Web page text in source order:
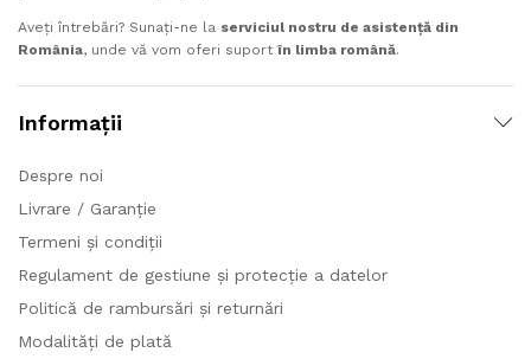
Aveți întrebări? Sunați-ne la serviciul nostru de asistență din
România, unde vă vom oferi suport în limba română.
Informaţii
Despre noi
Livrare / Garanție
Termeni și condiții
Regulament de gestiune și protecție a datelor
Politică de rambursări și returnări
Modalități de plată